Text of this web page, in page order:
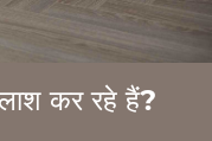
कर रहे हैं?